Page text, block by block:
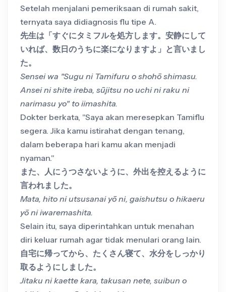
Setelah menjalani pemeriksaan di rumah sakit,
ternyata saya didiagnosis flu tipe A.
先生は「すぐにタミフルを処方します。安静にして
いれば、数日のうちに楽になりますよ」と言いまし
た。
Sensei wa "Sugu ni Tamifuru o shohō shimasu.
Ansei ni shite ireba, sūjitsu no uchi ni raku ni
narimasu yo" to iimashita.
Dokter berkata, "Saya akan meresepkan Tamiflu
segera. Jika kamu istirahat dengan tenang,
dalam beberapa hari kamu akan menjadi
nyaman."
また、人にうつさないように、外出を控えるように
言われました。
Mata, hito ni utsusanai yō ni, gaishutsu o hikaeru
yō ni iwaremashita.
Selain itu, saya diperintahkan untuk menahan
diri keluar rumah agar tidak menulari orang lain.
自宅に帰ってから、たくさん寝て、水分をしっかり
取るようにしました。
Jitaku ni kaette kara, takusan nete, suibun o